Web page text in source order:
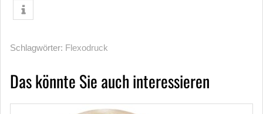
Schlagwörter: Flexodruck
Das könnte Sie auch interessieren